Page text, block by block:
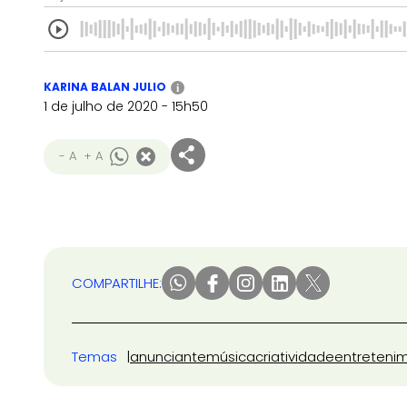
KARINA BALAN JULIO i
1 de julho de 2020 - 15h50
- A + A
COMPARTILHE:
Temas anunciantemúsicacriatividade